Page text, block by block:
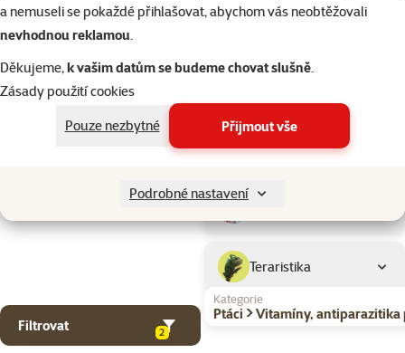
a nemuseli se pokaždé přihlašovat, abychom vás neobtěžovali
nevhodnou reklamou.
Děkujeme,k vašim datům se budeme chovat slušně.
Zásady použití cookies
Pouze nezbytné
Přijmout vše
Podrobné nastavení
Ptáci
Teraristika
Filtrovat 2
Kategorie
Ptáci > Vitamíny,